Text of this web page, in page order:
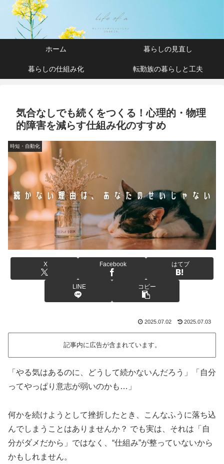
ホーム 暮らしの見直し
暮らしの仕組み化 転勤族の暮らしと工夫
気合なしでも続くをつくる！心理的・物理
的障害を減らす仕組み化のすすめ
時短・自動化
X Facebook はてブ
LINE コピー
2025.07.02 2025.07.03
記事内に広告が含まれています。
「やる気はあるのに、どうして続かないんだろう」「自分
ってやっぱり意志が弱いのかも…」
何かを続けようとして挫折したとき、こんなふうに落ち込
んでしまうことはありませんか？ でも実は、それは「自
分がダメだから」ではなく、“仕組み”が整っていないから
かもしれません。